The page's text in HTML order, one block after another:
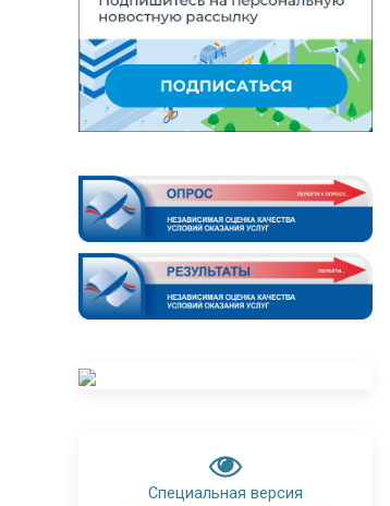
Специальная версия